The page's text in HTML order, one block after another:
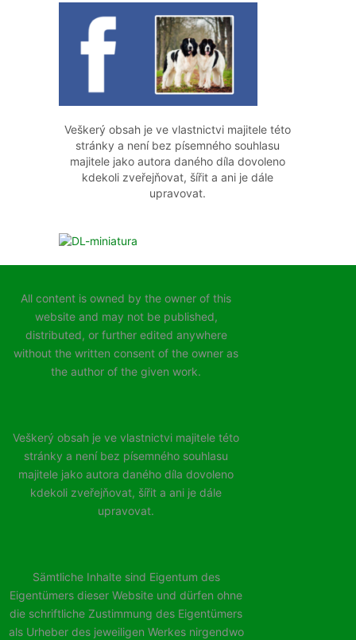
Veškerý obsah je ve vlastnictvi majitele této
stránky a není bez písemného souhlasu
majitele jako autora daného díla dovoleno
kdekoli zveřejňovat, šířit a ani je dále
upravovat.
All content is owned by the owner of this
website and may not be published,
distributed, or further edited anywhere
without the written consent of the owner as
the author of the given work.
Veškerý obsah je ve vlastnictvi majitele této
stránky a není bez písemného souhlasu
majitele jako autora daného díla dovoleno
kdekoli zveřejňovat, šířit a ani je dále
upravovat.
Sämtliche Inhalte sind Eigentum des
Eigentümers dieser Website und dürfen ohne
die schriftliche Zustimmung des Eigentümers
als Urheber des jeweiligen Werkes nirgendwo